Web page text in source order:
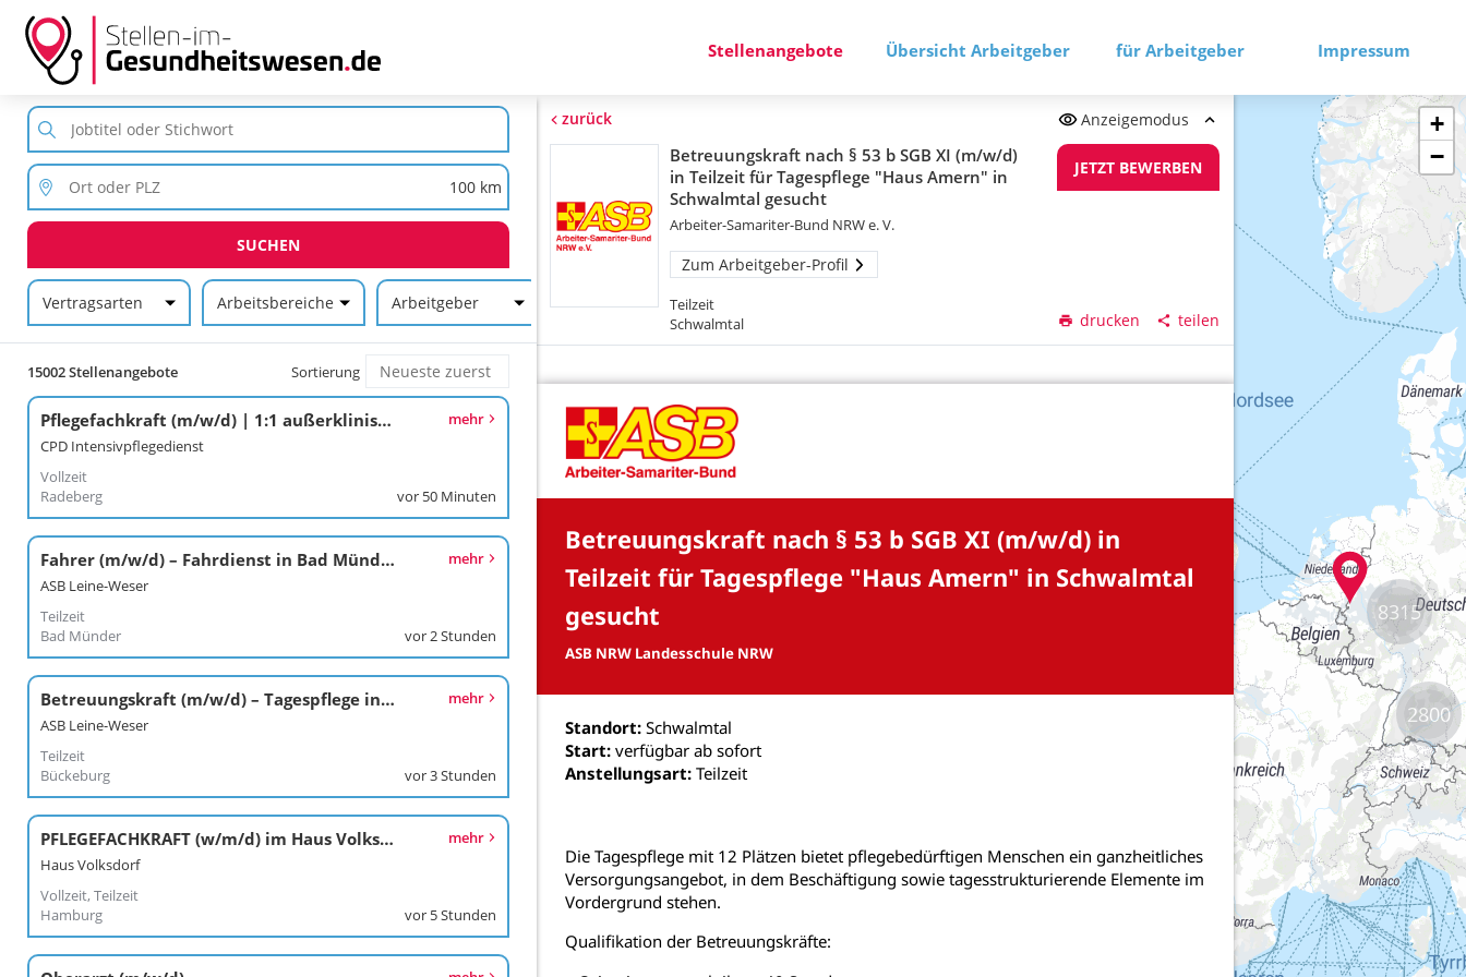
Stellenangebote Übersicht Arbeitgeber für Arbeitgeber Impressum
SUCHEN
Vertragsarten Arbeitsbereiche Arbeitgeber
15002 Stellenangebote Sortierung
Pflegefachkraft (m/w/d) | 1:1 außerklinische Intensivpflege | Radeberg
CPD Intensivpflegedienst
Vollzeit
Radeberg
mehr
vor 50 Minuten
Fahrer (m/w/d) – Fahrdienst in Bad Münder
ASB Leine-Weser
Teilzeit
Bad Münder
mehr
vor 2 Stunden
Betreuungskraft (m/w/d) – Tagespflege in Bückeburg
ASB Leine-Weser
Teilzeit
Bückeburg
mehr
vor 3 Stunden
PFLEGEFACHKRAFT (w/m/d) im Haus Volksdorf
Haus Volksdorf
Vollzeit, Teilzeit
Hamburg
mehr
vor 5 Stunden
zurück Anzeigemodus
Betreuungskraft nach § 53 b SGB XI (m/w/d)
in Teilzeit für Tagespflege "Haus Amern" in
Schwalmtal gesucht
Arbeiter-Samariter-Bund NRW e. V.
Zum Arbeitgeber-Profil
Teilzeit
Schwalmtal
JETZT BEWERBEN
drucken teilen
8315
2800
+
−